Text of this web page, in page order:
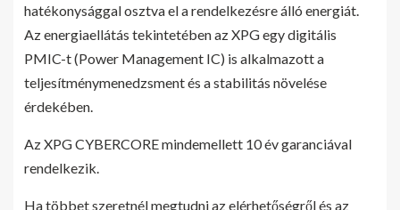
hatékonysággal osztva el a rendelkezésre álló energiát.
Az energiaellátás tekintetében az XPG egy digitális
PMIC-t (Power Management IC) is alkalmazott a
teljesítménymenedzsment és a stabilitás növelése
érdekében.
Az XPG CYBERCORE mindemellett 10 év garanciával
rendelkezik.
Ha többet szeretnél megtudni az elérhetőségről és az